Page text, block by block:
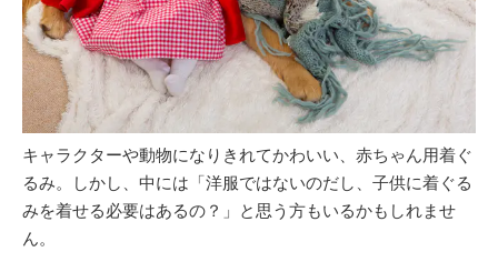
キャラクターや動物になりきれてかわいい、赤ちゃん用着ぐ
るみ。しかし、中には「洋服ではないのだし、子供に着ぐる
みを着せる必要はあるの？」と思う方もいるかもしれませ
ん。